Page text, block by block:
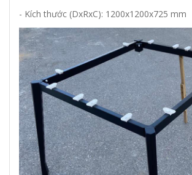
- Kích thước (DxRxC): 1200x1200x725 mm